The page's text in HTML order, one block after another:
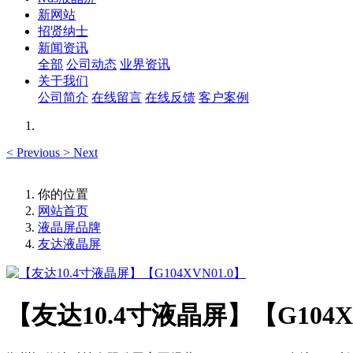
新网站
招贤纳士
新闻资讯
全部 公司动态 业界资讯
关于我们
公司简介 在线留言 在线反馈 客户案例
< Previous > Next
你的位置
网站首页
液晶屏品牌
友达液晶屏
【友达10.4寸液晶屏】【